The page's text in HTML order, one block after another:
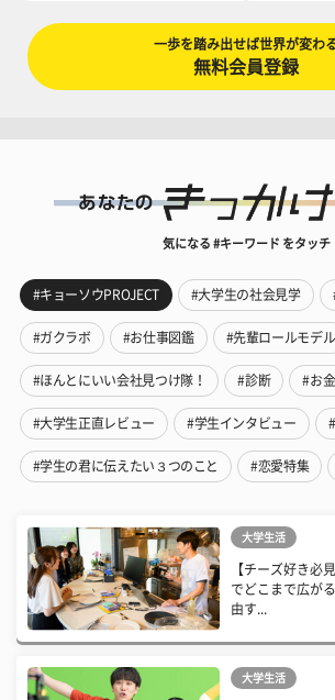
一歩を踏み出せば世界が変わ
無料会員登録
気になる #キーワード をタッチ
#キョーソウPROJECT #大学生の社会見学
#ガクラボ #お仕事図鑑 #先輩ロールモデル
#ほんとにいい会社見つけ隊！ #診断 #お
#大学生正直レビュー #学生インタビュー
#学生の君に伝えたい３つのこと #恋愛特集
大学生活
【チーズ好き必
でどこまで広が
由す...
大学生活